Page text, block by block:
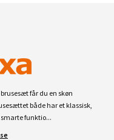
får du en skøn
både har et klassisk,
funktio...